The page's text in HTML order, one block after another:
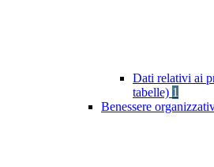
Dati relativi ai
tabelle) 1
Benessere